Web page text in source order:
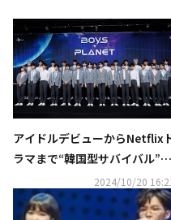
アイドルデビューからNetflix
ラマまで“韓国型サバイバル”の
人気の理由とは？2024/10/20